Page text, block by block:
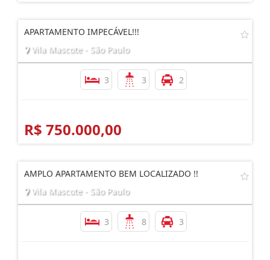
APARTAMENTO IMPECÁVEL!!!
Vila Mascote - São Paulo
3 3 2
R$ 750.000,00
AMPLO APARTAMENTO BEM LOCALIZADO !!
Vila Mascote - São Paulo
3 8 3